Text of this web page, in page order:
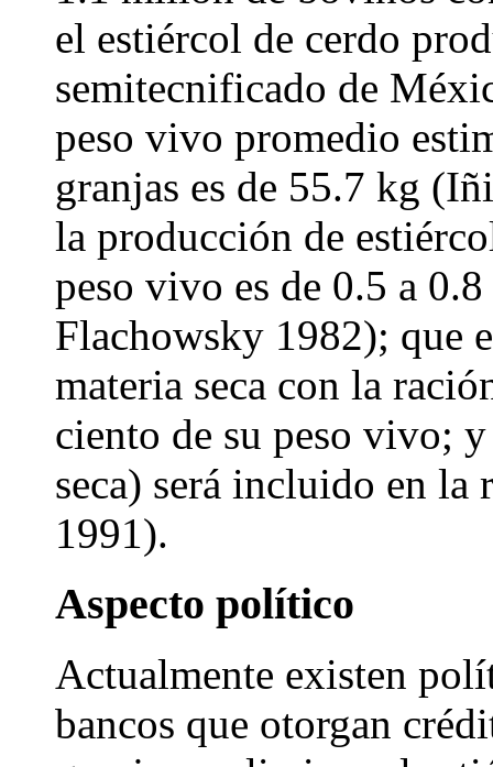
el estiércol de cerdo
semitecnificado de
peso vivo promedio
granjas es de 55.7 kg
la producción de
peso vivo es de 0.5 a
Flachowsky 1982); que
materia seca con la
ciento de su peso vivo;
seca) será incluido en
1991).
Aspecto político
Actualmente existen
bancos que otorgan